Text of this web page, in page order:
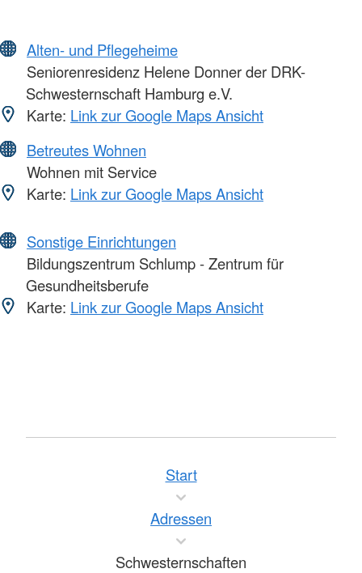
Alten- und Pflegeheime
Seniorenresidenz Helene Donner der DRK-
Schwesternschaft Hamburg e.V.
Karte: Link zur Google Maps Ansicht
Betreutes Wohnen
Wohnen mit Service
Karte: Link zur Google Maps Ansicht
Sonstige Einrichtungen
Bildungszentrum Schlump - Zentrum für
Gesundheitsberufe
Karte: Link zur Google Maps Ansicht
Start
Adressen
Schwesternschaften